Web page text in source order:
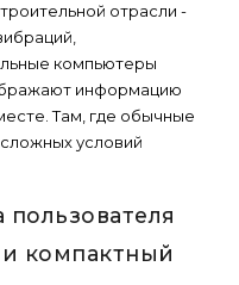
отрасли -
компьютеры
информацию
Там, где обычные
условий
компактный